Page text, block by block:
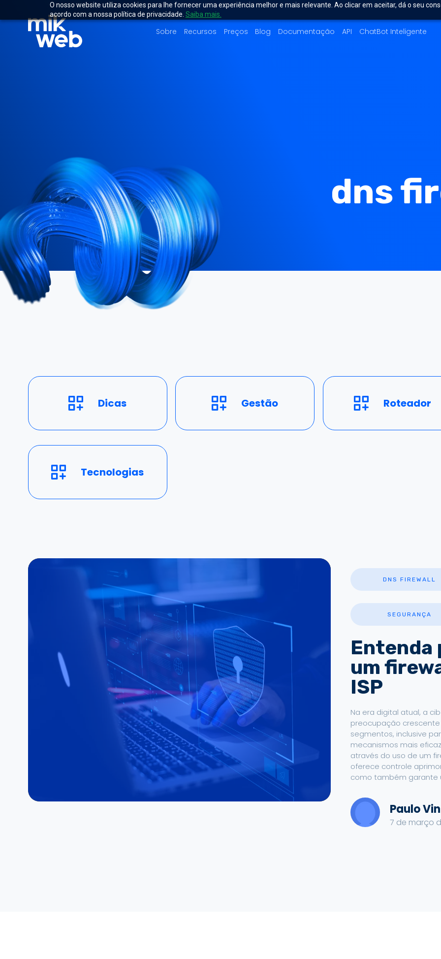
O nosso website utiliza cookies para lhe fornecer uma experiência melhor e mais relevante. Ao clicar em aceitar, dá o seu
acordo com a nossa política de privacidade. Saiba mais.
Sobre Recursos Preços Blog Documentação API ChatBot Inteligente
dns
Dicas Gestão Roteador
Tecnologias
DNS FIREWALL
SEGURANÇA
Entenda
um
ISP
Na era digital atual, a
preocupação
segmentos, inclusive
mecanismos mais
através do uso de um
oferece controle
como também garante
Paulo
7 de março